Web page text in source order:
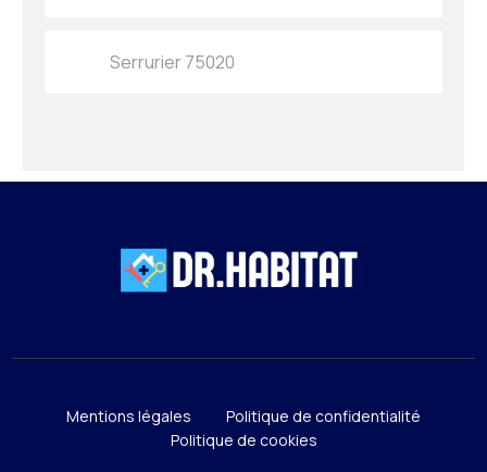
Serrurier 75020
Mentions légales
Politique de confidentialité
Politique de cookies